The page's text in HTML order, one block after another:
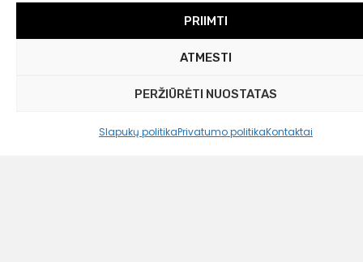
PRIIMTI
ATMESTI
PERŽIŪRĖTI NUOSTATAS
Slapukų politikaPrivatumo politikaKontaktai
Medvilnės kilimas Dania, 300×400 cm